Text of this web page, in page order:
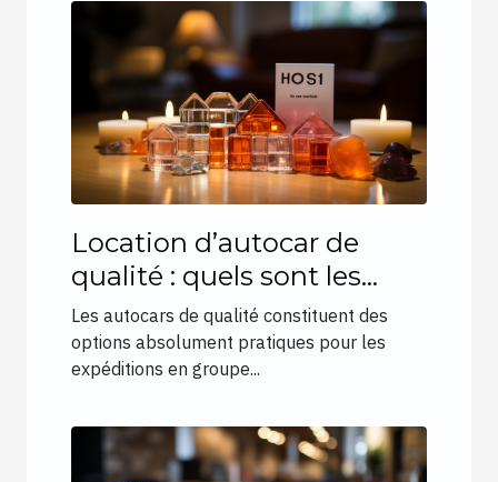
Location d’autocar de
qualité : quels sont les
éléments essentiels à
analyser ?
Les autocars de qualité constituent des
options absolument pratiques pour les
expéditions en groupe...